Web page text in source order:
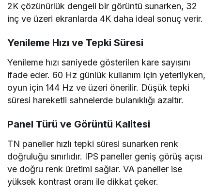
2K çözünürlük dengeli bir görüntü sunarken, 32
inç ve üzeri ekranlarda 4K daha ideal sonuç verir.
Yenileme Hızı ve Tepki Süresi
Yenileme hızı saniyede gösterilen kare sayısını
ifade eder. 60 Hz günlük kullanım için yeterliyken,
oyun için 144 Hz ve üzeri önerilir. Düşük tepki
süresi hareketli sahnelerde bulanıklığı azaltır.
Panel Türü ve Görüntü Kalitesi
TN paneller hızlı tepki süresi sunarken renk
doğruluğu sınırlıdır. IPS paneller geniş görüş açısı
ve doğru renk üretimi sağlar. VA paneller ise
yüksek kontrast oranı ile dikkat çeker.